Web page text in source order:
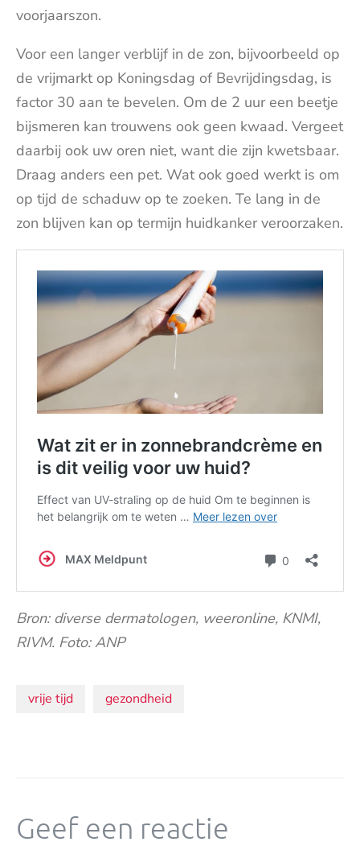
voorjaarszon.
Voor een langer verblijf in de zon, bijvoorbeeld op
de vrijmarkt op Koningsdag of Bevrijdingsdag, is
factor 30 aan te bevelen. Om de 2 uur een beetje
bijsmeren kan trouwens ook geen kwaad. Vergeet
daarbij ook uw oren niet, want die zijn kwetsbaar.
Draag anders een pet. Wat ook goed werkt is om
op tijd de schaduw op te zoeken. Te lang in de
zon blijven kan op termijn huidkanker veroorzaken.
Bron: diverse dermatologen, weeronline, KNMI,
RIVM. Foto: ANP
Onderwerpen:
vrije tijd gezondheid
Geef een reactie